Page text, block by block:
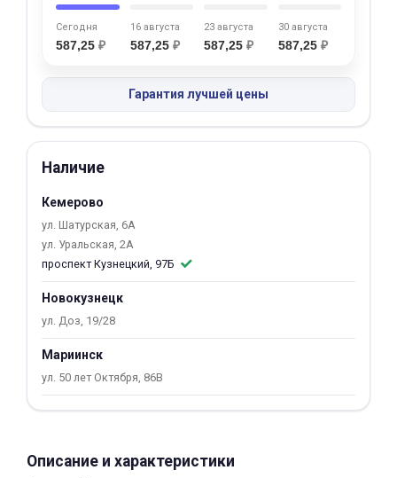
Сегодня
587,25 ₽
16 августа
587,25 ₽
23 августа
587,25 ₽
30 августа
587,25 ₽
Гарантия лучшей цены
Наличие
Кемерово
ул. Шатурская, 6А
ул. Уральская, 2А
проспект Кузнецкий, 97Б
Новокузнецк
ул. Доз, 19/28
Мариинск
ул. 50 лет Октября, 86В
Описание и характеристики
25
недели
Остались вопросы?
8 800 302-02-51